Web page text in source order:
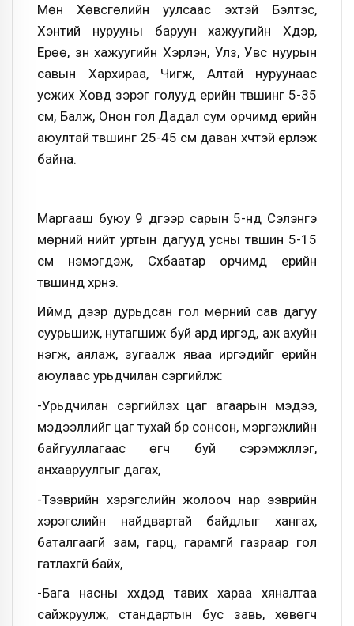
Мөн Хөвсгөлийн уулсаас эхтэй Бэлтэс,
Хэнтий нурууны баруун хажуугийн Хүдэр,
Ерөө, зүүн хажуугийн Хэрлэн, Улз, Увс нуурын
савын Хархираа, Чигж, Алтай нуруунаас
усжих Ховд зэрэг голууд үерийн түвшинг 5-35
см, Балж, Онон гол Дадал сум орчимд үерийн
аюултай түвшинг 25-45 см даван хүчтэй үерлэж
байна.
Маргааш буюу 9 дүгээр сарын 5-нд Сэлэнгэ
мөрний нийт уртын дагууд усны түвшин 5-15
см нэмэгдэж, Сүхбаатар орчимд үерийн
түвшинд хүрнэ.
Иймд дээр дурьдсан гол мөрний сав дагуу
суурьшиж, нутагшиж буй ард иргэд, аж ахуйн
нэгж, аялаж, зугаалж яваа иргэдийг үерийн
аюулаас урьдчилан сэргийлж:
-Урьдчилан сэргийлэх цаг агаарын мэдээ,
мэдээллийг цаг тухай бүр сонсон, мэргэжлийн
байгууллагаас өгч буй сэрэмжлүүлэг,
анхааруулгыг дагах,
-Тээврийн хэрэгслийн жолооч нар ээврийн
хэрэгслийн найдвартай байдлыг хангах,
баталгаагүй зам, гарц, гарамгүй газраар гол
гатлахгүй байх,
-Бага насны хүүхдэд тавих хараа хяналтаа
сайжруулж, стандартын бус завь, хөвөгч